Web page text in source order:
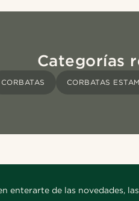
Categorías
CORBATAS CORBATAS
enterarte de las novedades,